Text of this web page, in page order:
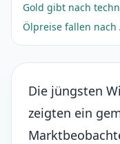
Gold gibt nach
Ölpreise fallen nach
Die jüngsten
zeigten ein